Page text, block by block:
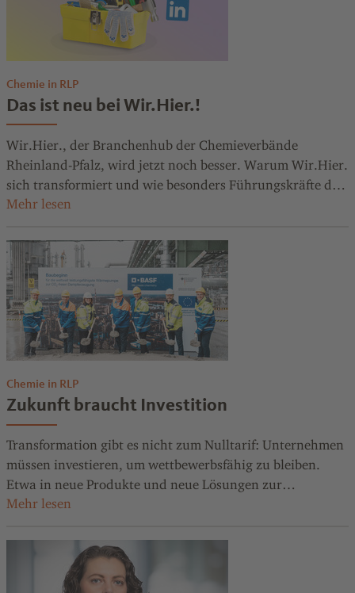
Chemie in RLP
Das ist neu bei Wir.Hier.!
Wir.Hier., der Branchenhub der Chemieverbände
Rheinland-Pfalz, wird jetzt noch besser. Warum Wir.Hier.
sich transformiert und wie besonders Führungskräfte der
Branche davon profitieren: hier der Überblick.
Chemie in RLP
Zukunft braucht Investition
Transformation gibt es nicht zum Nulltarif: Unternehmen
müssen investieren, um wettbewerbsfähig zu bleiben.
Etwa in neue Produkte und neue Lösungen zur
Energieversorgung. Hier zwei Beispiele.